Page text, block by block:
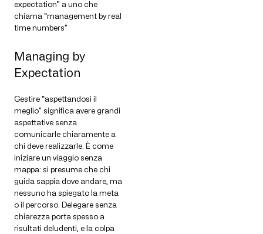
expectation” a uno che
chiama “management by real
time numbers”
Managing by
Expectation
Gestire “aspettandosi il
meglio” significa avere grandi
aspettative senza
comunicarle chiaramente a
chi deve realizzarle. È come
iniziare un viaggio senza
mappa: si presume che chi
guida sappia dove andare, ma
nessuno ha spiegato la meta
o il percorso. Delegare senza
chiarezza porta spesso a
risultati deludenti, e la colpa